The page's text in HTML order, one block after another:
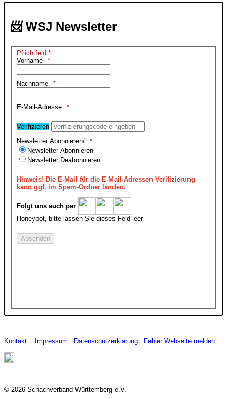
📨 WSJ Newsletter
Pflichtfeld *
Vorname
Nachname
E-Mail-Adresse
Verifizieren
Newsletter Abonnieren/
Newsletter Abonnieren
Newsletter Deabonnieren
Hinweis! Die E-Mail für die E-Mail-Adressen Verifizierung
kann ggf. im Spam-Ordner landen.
Folgt uns auch per
Honeypot, bitte lassen Sie dieses Feld leer
Kontakt Impressum Datenschutzerklärung Fehler Webseite melden
© 2026 Schachverband Württemberg e.V.